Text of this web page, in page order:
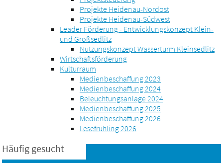
Projekte Heidenau-Nordost
Projekte Heidenau-Südwest
Leader Förderung - Entwicklungskonzept Klein-
und Großsedlitz
Nutzungskonzept Wasserturm Kleinsedlitz
Wirtschaftsförderung
Kulturraum
Medienbeschaffung 2023
Medienbeschaffung 2024
Beleuchtungsanlage 2024
Medienbeschaffung 2025
Medienbeschaffung 2026
Lesefrühling 2026
Häufig gesucht